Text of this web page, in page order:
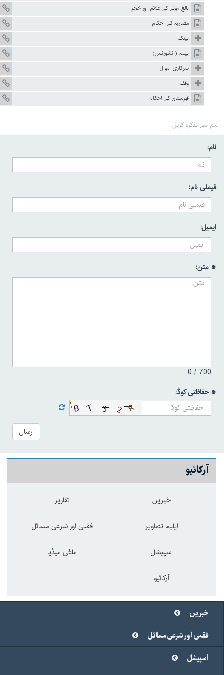
بالغ ہونے کے علائم اور حَجر
مضاربہ کے احکام
بینک
بیمہ (انشورنس)
سرکاری اموال
وقف
قبرستان کے احکام
ہم سے تذکرہ کریں
نام:
فیملی نام:
ایمیل:
* متن:
700 /
0
* حفاظتی کوڈ:
ارسال
آرکائیو
خبریں تقاریر
ایلبم تصاویر فقہی اور شرعی مسائل
اسپیشل ملٹی میڈیا
آرکائیو
خبریں
فقہی اور شرعی مسائل
اسپیشل